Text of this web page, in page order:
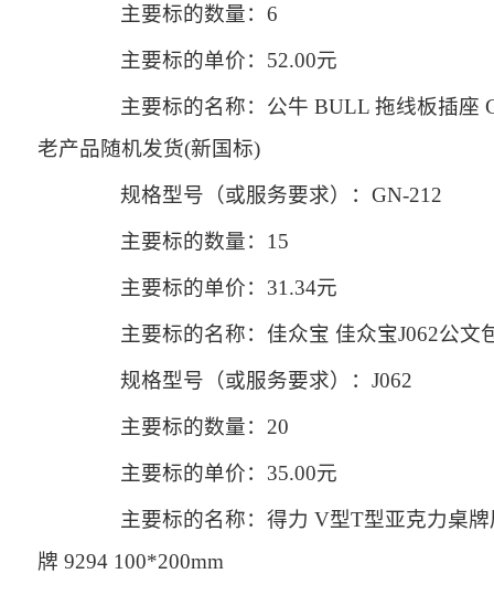
主要标的数量：6
主要标的单价：52.00元
主要标的名称：公牛 BULL 拖线板插座
老产品随机发货(新国标)
规格型号（或服务要求）：GN-212
主要标的数量：15
主要标的单价：31.34元
主要标的名称：佳众宝 佳众宝J062公文
规格型号（或服务要求）：J062
主要标的数量：20
主要标的单价：35.00元
主要标的名称：得力 V型T型亚克力桌
牌 9294 100*200mm